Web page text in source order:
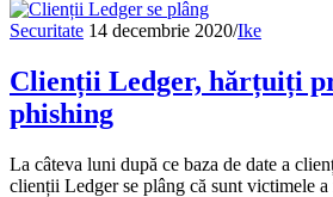
Securitate 14 decembrie 2020/Ike
Clienții Ledger, hărțuiți
phishing
La câteva luni după ce baza de date a
clienții Ledger se plâng că sunt victimele